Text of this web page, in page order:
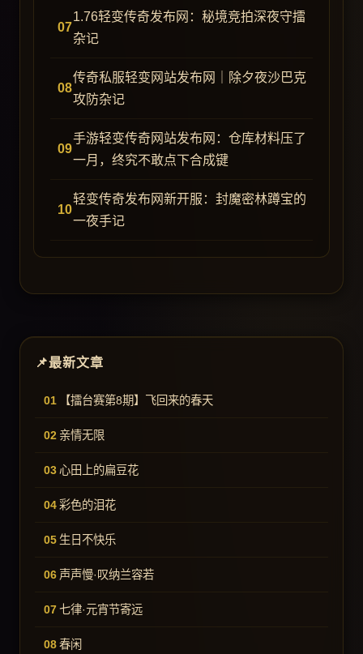
1.76轻变传奇发布网：秘境竞拍深夜守擂
杂记
传奇私服轻变网站发布网｜除夕夜沙巴克
攻防杂记
手游轻变传奇网站发布网：仓库材料压了
一月，终究不敢点下合成键
轻变传奇发布网新开服：封魔密林蹲宝的
一夜手记
最新文章
【擂台赛第8期】飞回来的春天
亲情无限
心田上的扁豆花
彩色的泪花
生日不快乐
声声慢·叹纳兰容若
七律·元宵节寄远
春闲